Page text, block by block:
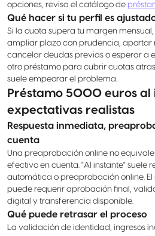
opciones, revisa el catálogo de
Qué hacer si tu perfil es
Si la cuota supera tu margen
ampliar plazo con prudencia, aportar
cancelar deudas previas o esperar a
otro préstamo para cubrir cuotas
suele empeorar el problema.
Préstamo 5000 euros al
expectativas realistas
Respuesta inmediata,
cuenta
Una preaprobación online no
efectivo en cuenta. "Al instante" suele
automática o preaprobación online.
puede requerir aprobación final,
digital y transferencia disponible.
Qué puede retrasar el proceso
La validación de identidad, ingresos